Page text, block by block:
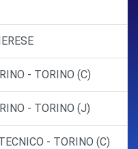
- TORINO (C)
- TORINO (J)
- TORINO (C)